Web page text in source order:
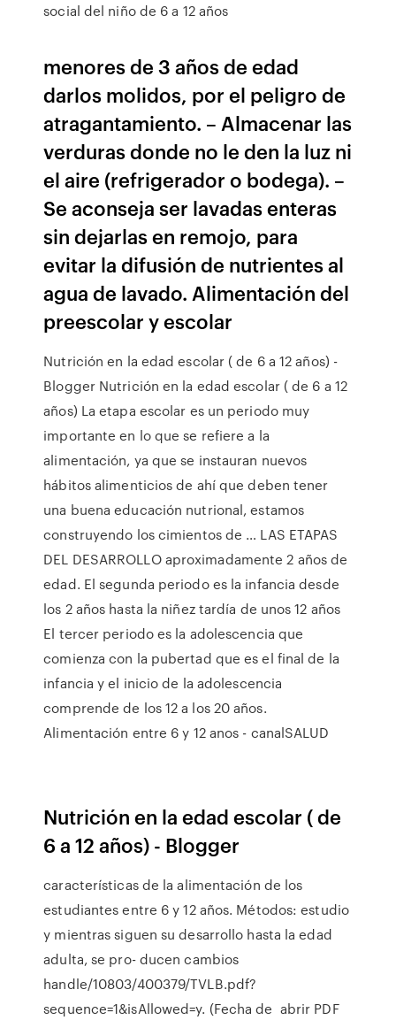
social del niño de 6 a 12 años
menores de 3 años de edad
darlos molidos, por el peligro de
atragantamiento. – Almacenar las
verduras donde no le den la luz ni
el aire (refrigerador o bodega). –
Se aconseja ser lavadas enteras
sin dejarlas en remojo, para
evitar la difusión de nutrientes al
agua de lavado. Alimentación del
preescolar y escolar
Nutrición en la edad escolar ( de 6 a 12 años) -
Blogger Nutrición en la edad escolar ( de 6 a 12
años) La etapa escolar es un periodo muy
importante en lo que se refiere a la
alimentación, ya que se instauran nuevos
hábitos alimenticios de ahí que deben tener
una buena educación nutrional, estamos
construyendo los cimientos de … LAS ETAPAS
DEL DESARROLLO aproximadamente 2 años de
edad. El segunda periodo es la infancia desde
los 2 años hasta la niñez tardía de unos 12 años
El tercer periodo es la adolescencia que
comienza con la pubertad que es el final de la
infancia y el inicio de la adolescencia
comprende de los 12 a los 20 años.
Alimentación entre 6 y 12 anos - canalSALUD
Nutrición en la edad escolar ( de
6 a 12 años) - Blogger
características de la alimentación de los
estudiantes entre 6 y 12 años. Métodos: estudio
y mientras siguen su desarrollo hasta la edad
adulta, se pro- ducen cambios
handle/10803/400379/TVLB.pdf?
sequence=1&isAllowed=y. (Fecha de abrir PDF